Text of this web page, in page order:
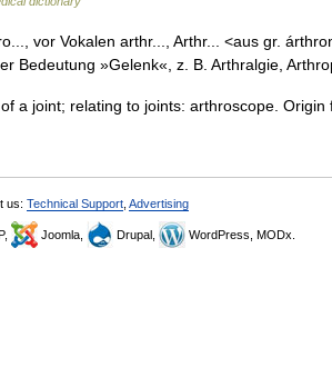
vor Vokalen arthr..., Arthr... <aus gr.
Bedeutung »Gelenk«, z. B. Arthralgie,
a joint; relating to joints: arthroscope.
us: Technical Support Advertising
Joomla, Drupal, WordPress, MODx.